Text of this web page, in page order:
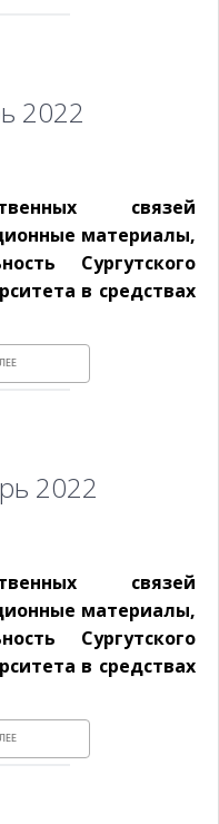
2022
связей
материалы,
Сургутского
в средствах
2022
связей
материалы,
Сургутского
в средствах